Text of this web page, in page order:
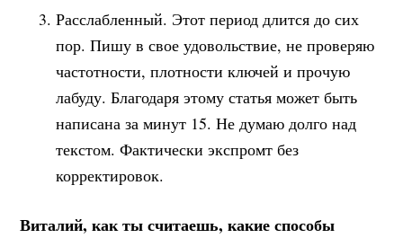
Расслабленный. Этот период длится до сих
пор. Пишу в свое удовольствие, не проверяю
частотности, плотности ключей и прочую
лабуду. Благодаря этому статья может быть
написана за минут 15. Не думаю долго над
текстом. Фактически экспромт без
корректировок.
Виталий, как ты считаешь, какие способы